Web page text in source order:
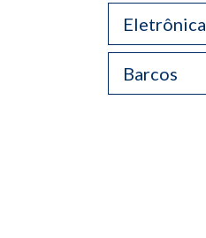
Eletrônica
Barcos